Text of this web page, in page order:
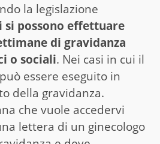
la legislazione
possono effettuare
di gravidanza
o sociali. Nei casi in cui il
essere eseguito in
della gravidanza.
che vuole accedervi
lettera di un ginecologo